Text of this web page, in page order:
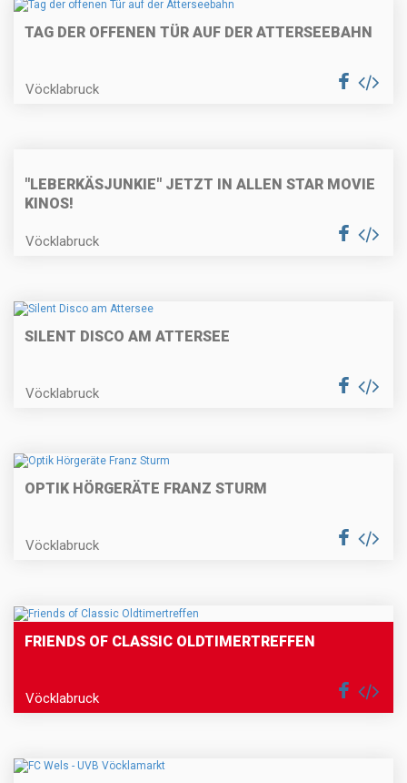
TAG DER OFFENEN TÜR AUF DER ATTERSEEBAHN
Vöcklabruck
"LEBERKÄSJUNKIE" JETZT IN ALLEN STAR MOVIE
KINOS!
Vöcklabruck
SILENT DISCO AM ATTERSEE
Vöcklabruck
OPTIK HÖRGERÄTE FRANZ STURM
Vöcklabruck
FRIENDS OF CLASSIC OLDTIMERTREFFEN
Vöcklabruck